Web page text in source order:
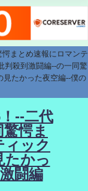
まとめ速報にロマンテ
判殺到激闘編--の一同驚
見たかった夜空編--僕の
--二代
愕ま
ィック
たかっ
闘編